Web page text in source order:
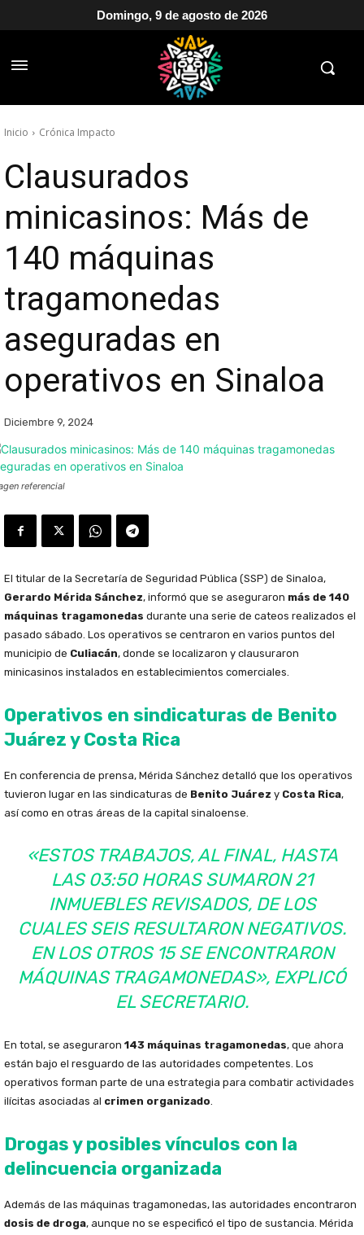
Domingo, 9 de agosto de 2026
Inicio Crónica Impacto
Clausurados
minicasinos: Más de
140 máquinas
tragamonedas
aseguradas en
operativos en Sinaloa
Diciembre 9, 2024
referencial
El titular de la Secretaría de Seguridad Pública (SSP) de Sinaloa,
Gerardo Mérida Sánchez, informó que se aseguraron más de 140
máquinas tragamonedas durante una serie de cateos realizados el
pasado sábado. Los operativos se centraron en varios puntos del
municipio de Culiacán, donde se localizaron y clausuraron
minicasinos instalados en establecimientos comerciales.
Operativos en sindicaturas de Benito
Juárez y Costa Rica
En conferencia de prensa, Mérida Sánchez detalló que los operativos
tuvieron lugar en las sindicaturas de Benito Juárez y Costa Rica,
así como en otras áreas de la capital sinaloense.
«ESTOS TRABAJOS, AL FINAL, HASTA
LAS 03:50 HORAS SUMARON 21
INMUEBLES REVISADOS, DE LOS
CUALES SEIS RESULTARON NEGATIVOS.
EN LOS OTROS 15 SE ENCONTRARON
MÁQUINAS TRAGAMONEDAS», EXPLICÓ
EL SECRETARIO.
En total, se aseguraron 143 máquinas tragamonedas, que ahora
están bajo el resguardo de las autoridades competentes. Los
operativos forman parte de una estrategia para combatir actividades
ilícitas asociadas al crimen organizado.
Drogas y posibles vínculos con la
delincuencia organizada
Además de las máquinas tragamonedas, las autoridades encontraron
dosis de droga, aunque no se especificó el tipo de sustancia. Mérida